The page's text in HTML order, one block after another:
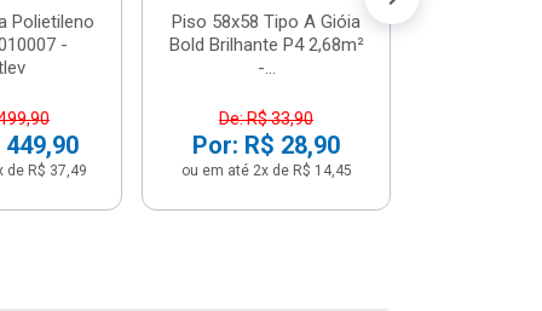
Polietileno
-
de R$ 37,49
Piso 58x58 Tipo A Gióia
Bold Brilhante P4 2,68m²
-...
De: R$ 33,90
Por: R$ 28,90
ou em até 2x de R$ 14,45